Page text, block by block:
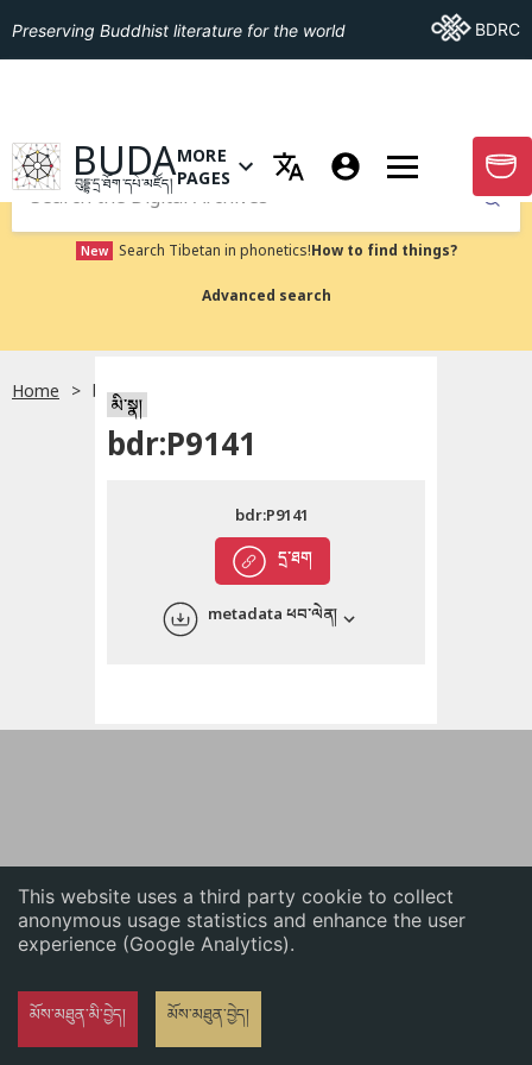
This website uses a third party cookie to collect
anonymous usage statistics and enhance the user
experience (Google Analytics).
མོས་མཐུན་མི་བྱེད། མོས་མཐུན་བྱེད།
English
Preserving Buddhist literature for the world Go ToBDRC
GO TO HOMEPAGE
BUDA
བུདྡྷ་དྲ་ཐོག་དཔེ་མཛོད།
OPEN MENU OF MORE PAGES
MORE
PAGES
GO
Submit
New Search Tibetan in phonetics!How to find things?
Advanced search
Home bdr:P9141
མི་སྣ།
bdr:P9141
དྲ་ཐག
bdr:P9141
metadata ཕབ་ལེན།